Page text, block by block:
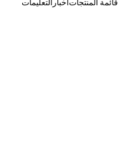
قائمة المنتجاتأخبار التعليمات